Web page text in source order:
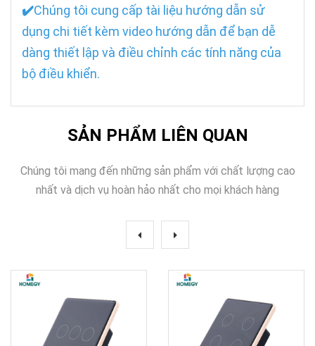
✔️Chúng tôi cung cấp tài liệu hướng dẫn sử
dụng chi tiết kèm video hướng dẫn để bạn dễ
dàng thiết lập và điều chỉnh các tính năng của
bộ điều khiển.
SẢN PHẨM LIÊN QUAN
Chúng tôi mang đến những sản phẩm với chất lượng cao
nhất và dịch vụ hoàn hảo nhất cho mọi khách hàng